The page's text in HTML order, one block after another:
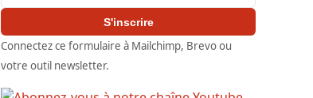
S'inscrire
Connectez ce formulaire à Mailchimp, Brevo ou
votre outil newsletter.